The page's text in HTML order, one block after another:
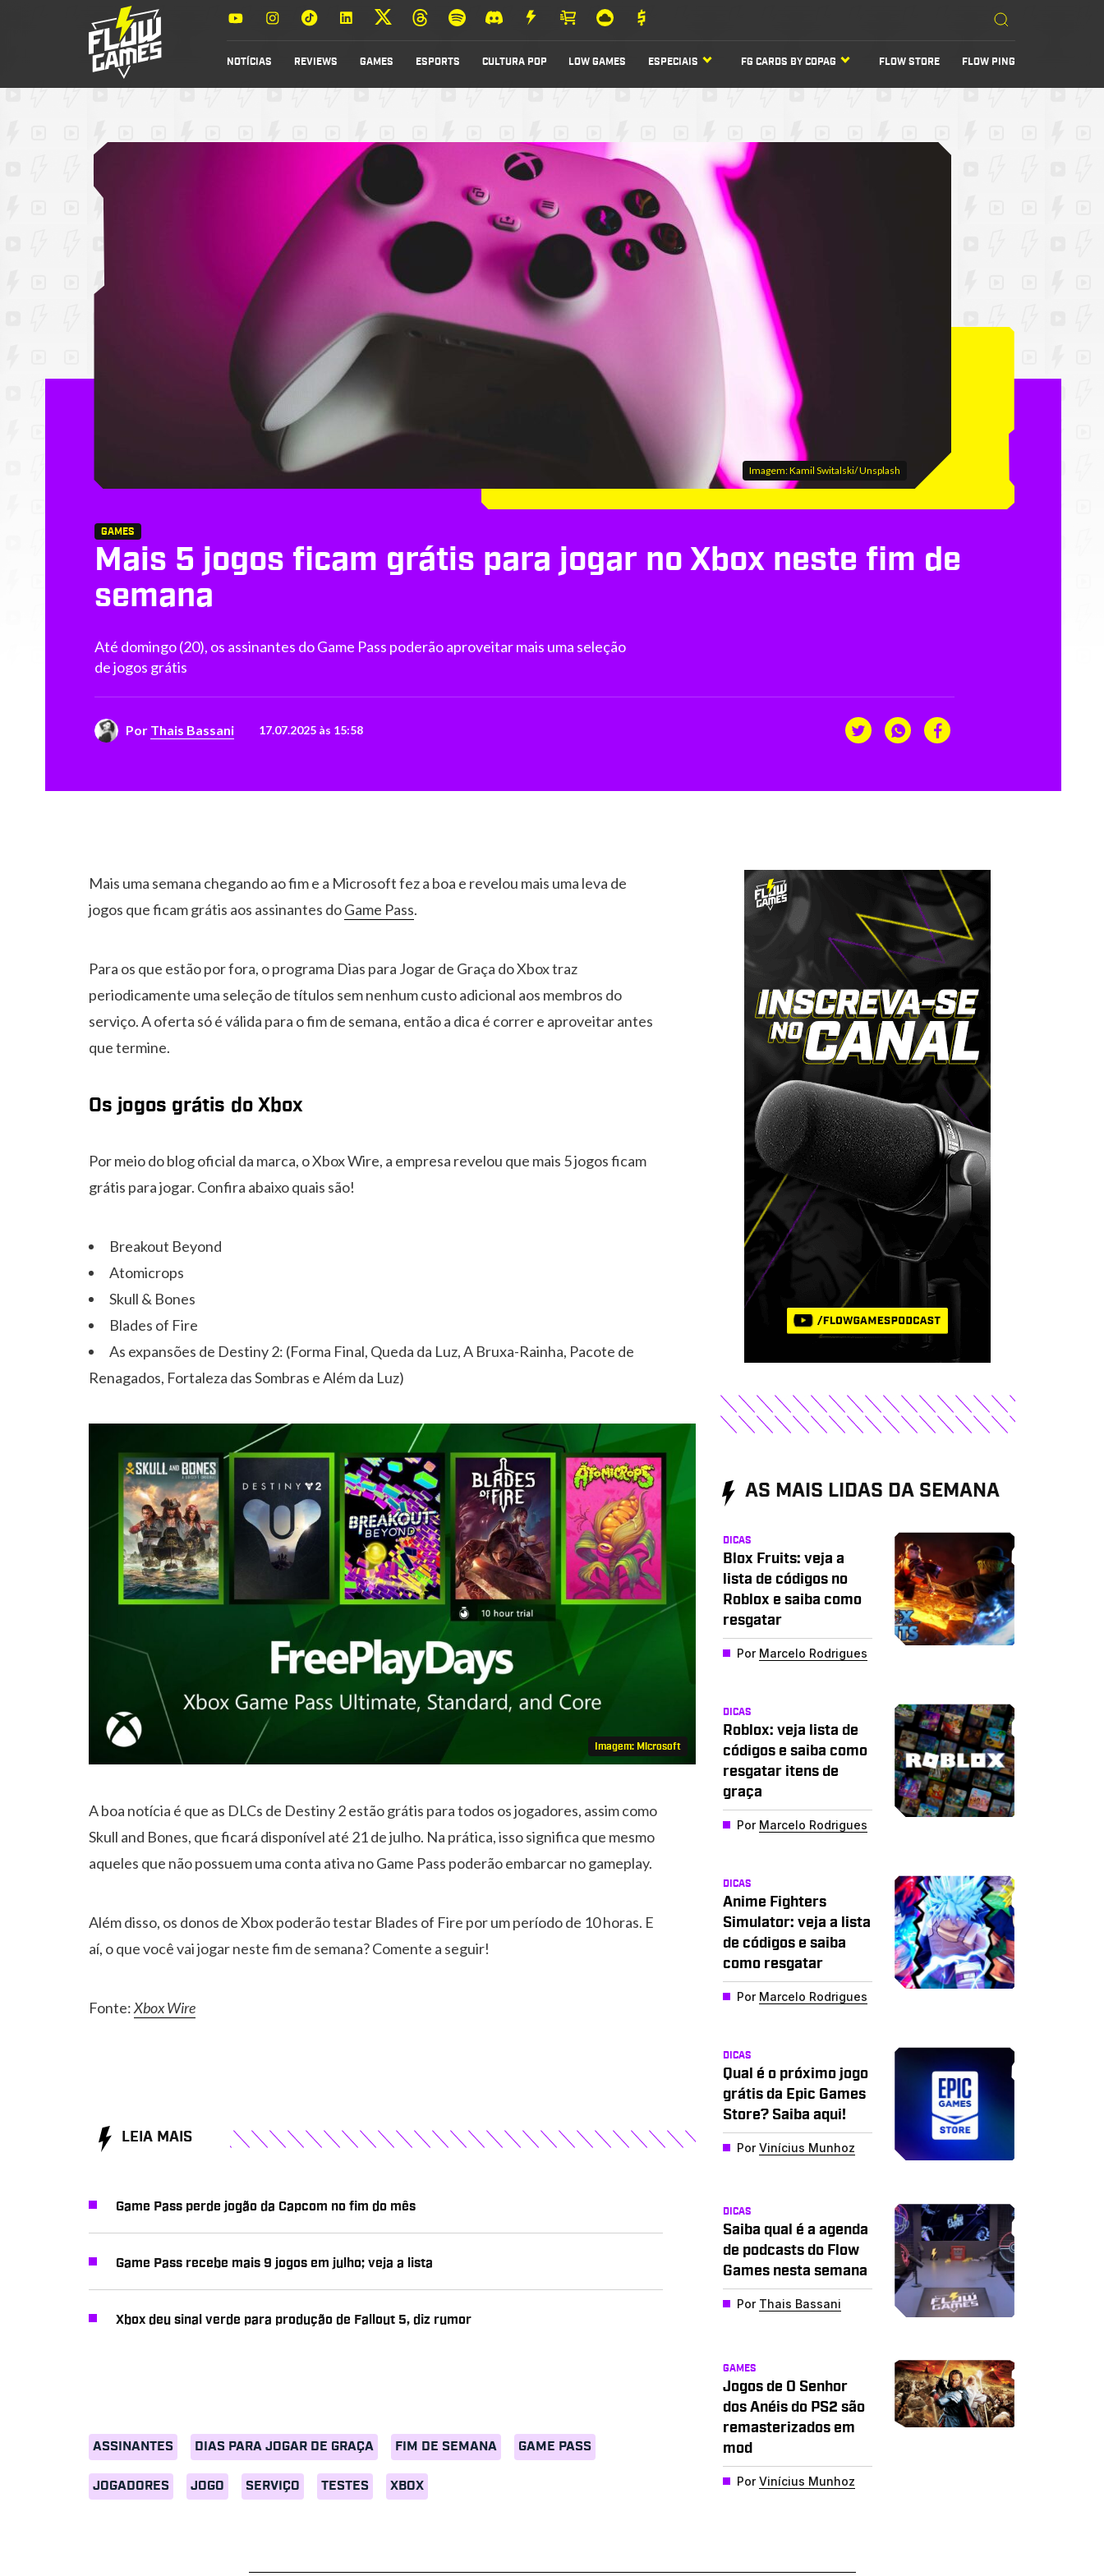
NOTÍCIAS REVIEWS GAMES ESPORTS CULTURA POP LOW GAMES ESPECIAIS FG CARDS BY COPAG FLOW STORE FLOW PING
Imagem: Kamil Switalski/ Unsplash
GAMES
Mais 5 jogos ficam grátis para jogar no Xbox neste fim de
semana
Até domingo (20), os assinantes do Game Pass poderão aproveitar mais uma seleção
de jogos grátis
Por Thais Bassani 17.07.2025 às 15:58
Mais uma semana chegando ao fim e a Microsoft fez a boa e revelou mais uma leva de
jogos que ficam grátis aos assinantes doGame Pass.
Para os que estão por fora, o programa Dias para Jogar de Graça do Xbox traz
periodicamente uma seleção de títulos sem nenhum custo adicional aos membros do
serviço. A oferta só é válida para o fim de semana, então a dica é correr e aproveitar antes
que termine.
Os jogos grátis do Xbox
Por meio do blog oficial da marca, o Xbox Wire, a empresa revelou que mais 5 jogos ficam
grátis para jogar. Confira abaixo quais são!
Breakout Beyond
Atomicrops
Skull & Bones
Blades of Fire
As expansões de Destiny 2: (Forma Final, Queda da Luz, A Bruxa-Rainha, Pacote de
Renagados, Fortaleza das Sombras e Além da Luz)
Imagem: Microsoft
A boa notícia é que as DLCs de Destiny 2 estão grátis para todos os jogadores, assim como
Skull and Bones, que ficará disponível até 21 de julho. Na prática, isso significa que mesmo
aqueles que não possuem uma conta ativa no Game Pass poderão embarcar no gameplay.
Além disso, os donos de Xbox poderão testar Blades of Fire por um período de 10 horas. E
aí, o que você vai jogar neste fim de semana? Comente a seguir!
Fonte:Xbox Wire
ASSINANTES DIAS PARA JOGAR DE GRAÇA FIM DE SEMANA GAME PASS
JOGADORES JOGO SERVIÇO TESTES XBOX
LEIA MAIS
Game Pass perde jogão da Capcom no fim do mês
Game Pass recebe mais 9 jogos em julho; veja a lista
Xbox deu sinal verde para produção de Fallout 5, diz rumor
AS MAIS LIDAS DA SEMANA
DICAS
Blox Fruits: veja a
lista de códigos no
Roblox e saiba como
resgatar
Por Marcelo Rodrigues
DICAS
Roblox: veja lista de
códigos e saiba como
resgatar itens de
graça
Por Marcelo Rodrigues
DICAS
Anime Fighters
Simulator: veja a lista
de códigos e saiba
como resgatar
Por Marcelo Rodrigues
DICAS
Qual é o próximo jogo
grátis da Epic Games
Store? Saiba aqui!
PorVinícius Munhoz
DICAS
Saiba qual é a agenda
de podcasts do Flow
Games nesta semana
Por Thais Bassani
GAMES
Jogos de O Senhor
dos Anéis do PS2 são
remasterizados em
mod
PorVinícius Munhoz